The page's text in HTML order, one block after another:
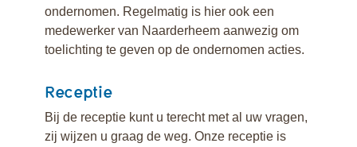
ondernomen. Regelmatig is hier ook een
medewerker van Naarderheem aanwezig om
toelichting te geven op de ondernomen acties.
Receptie
Bij de receptie kunt u terecht met al uw vragen,
zij wijzen u graag de weg. Onze receptie is